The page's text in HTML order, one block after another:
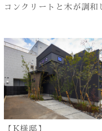
コンクリートと木が調和
【K様邸】